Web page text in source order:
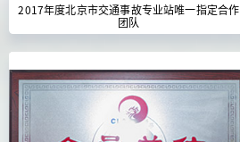
2017年度北京市交通事故专业站唯一指定合作
团队